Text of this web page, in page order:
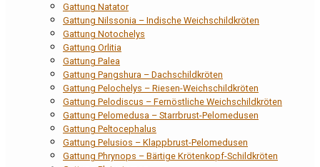
Gattung Natator
Gattung Nilssonia – Indische Weichschildkröten
Gattung Notochelys
Gattung Orlitia
Gattung Palea
Gattung Pangshura – Dachschildkröten
Gattung Pelochelys – Riesen-Weichschildkröten
Gattung Pelodiscus – Fernöstliche Weichschildkröten
Gattung Pelomedusa – Starrbrust-Pelomedusen
Gattung Peltocephalus
Gattung Pelusios – Klappbrust-Pelomedusen
Gattung Phrynops – Bärtige Krötenkopf-Schildkröten